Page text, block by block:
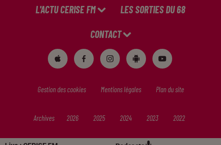
L'ACTU CERISE FM LES SORTIES DU 68
CONTACT
Gestion des cookies Mentions légales Plan du site
Archives 2026 2025 2024 2023 2022